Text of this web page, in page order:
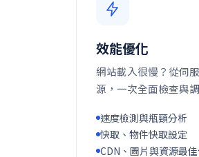
效能優化
網站載入很慢？從伺
源，一次全面檢查與
速度檢測與瓶頸分析
快取、物件快取設定
CDN、圖片與資源最